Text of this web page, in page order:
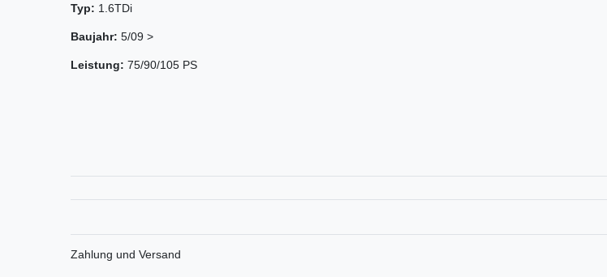
Typ: 1.6TDi
Baujahr: 5/09 >
Leistung: 75/90/105 PS
Zahlung und Versand